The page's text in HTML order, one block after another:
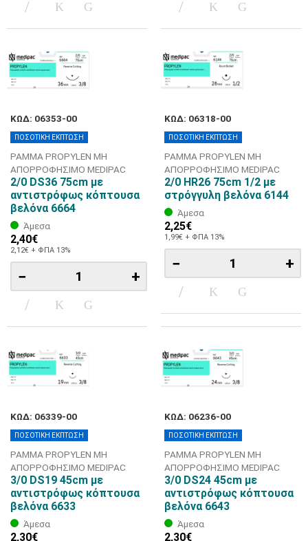
ΚΩΔ: 06353-00
ΠΟΣΟΤΙΚΗ ΕΚΠΤΩΣΗ
ΡΑΜΜΑ PROPYLEN ΜΗ
ΑΠΟΡΡΟΦΗΣΙΜΟ MEDIPAC
2/0 DS36 75cm με
αντιστρόφως κόπτουσα
βελόνα 6664
Άμεσα
2,40€
2,12€ + ΦΠΑ 13%
− +
ΚΩΔ: 06318-00
ΠΟΣΟΤΙΚΗ ΕΚΠΤΩΣΗ
ΡΑΜΜΑ PROPYLEN ΜΗ
ΑΠΟΡΡΟΦΗΣΙΜΟ MEDIPAC
2/0 HR26 75cm 1/2 με
στρόγγυλη βελόνα 6144
Άμεσα
2,25€
1,99€ + ΦΠΑ 13%
− +
ΚΩΔ: 06339-00
ΠΟΣΟΤΙΚΗ ΕΚΠΤΩΣΗ
ΡΑΜΜΑ PROPYLEN ΜΗ
ΑΠΟΡΡΟΦΗΣΙΜΟ MEDIPAC
3/0 DS19 45cm με
αντιστρόφως κόπτουσα
βελόνα 6633
Άμεσα
2,30€
ΚΩΔ: 06236-00
ΠΟΣΟΤΙΚΗ ΕΚΠΤΩΣΗ
ΡΑΜΜΑ PROPYLEN ΜΗ
ΑΠΟΡΡΟΦΗΣΙΜΟ MEDIPAC
3/0 DS24 45cm με
αντιστρόφως κόπτουσα
βελόνα 6643
Άμεσα
2,30€